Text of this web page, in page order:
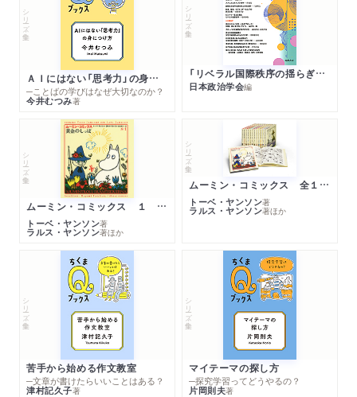
シリーズ・全集
ＡＩにはない「思考力」の身につけ方
─ことばの学びはなぜ大切なのか？
今井むつみ著
シリーズ・全集
「リベラル国際秩序の揺らぎ」再考 年報政治学２０２６‐Ⅰ
日本政治学会編
シリーズ・全集
ムーミン・コミックス １ 黄金のしっぽ
トーベ・ヤンソン著
ラルス・ヤンソン著ほか
シリーズ・全集
ムーミン・コミックス 全１４巻セット
トーベ・ヤンソン著
ラルス・ヤンソン著ほか
シリーズ・全集
苦手から始める作文教室
─文章が書けたらいいことはある？
津村記久子著
シリーズ・全集
マイテーマの探し方
─探究学習ってどうやるの？
片岡則夫著